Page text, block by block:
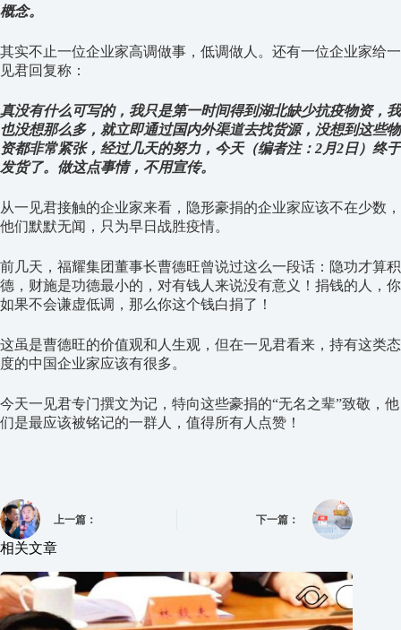
概念。
其实不止一位企业家高调做事，低调做人。还有一位企业家给一
见君回复称：
真没有什么可写的，我只是第一时间得到湖北缺少抗疫物资，我
也没想那么多，就立即通过国内外渠道去找货源，没想到这些物
资都非常紧张，经过几天的努力，今天（编者注：2月2日）终于
发货了。做这点事情，不用宣传。
从一见君接触的企业家来看，隐形豪捐的企业家应该不在少数，
他们默默无闻，只为早日战胜疫情。
前几天，福耀集团董事长曹德旺曾说过这么一段话：隐功才算积
德，财施是功德最小的，对有钱人来说没有意义！捐钱的人，你
如果不会谦虚低调，那么你这个钱白捐了！
这虽是曹德旺的价值观和人生观，但在一见君看来，持有这类态
度的中国企业家应该有很多。
今天一见君专门撰文为记，特向这些豪捐的“无名之辈”致敬，他
们是最应该被铭记的一群人，值得所有人点赞！
上一篇： 下一篇：
相关文章